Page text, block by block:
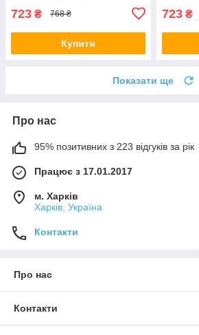
723 ₴ 768 ₴
Купити
723 ₴
Показати ще
Про нас
95% позитивних з 223 відгуків за рік
Працює з 17.01.2017
м. Харків
Харків, Україна
Контакти
Про нас
Контакти